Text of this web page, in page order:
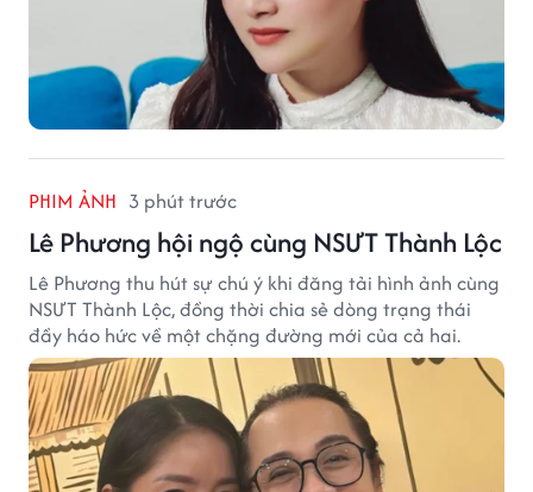
PHIM ẢNH 3 phút trước
Lê Phương hội ngộ cùng NSƯT Thành Lộc
Lê Phương thu hút sự chú ý khi đăng tải hình ảnh cùng
NSƯT Thành Lộc, đồng thời chia sẻ dòng trạng thái
đầy háo hức về một chặng đường mới của cả hai.